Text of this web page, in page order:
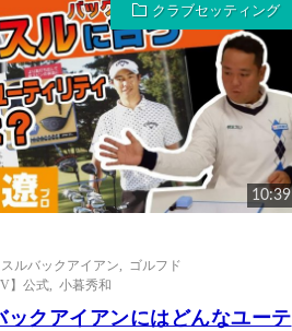
クラブセッティング
10:39
ルバックアイアン
ゴルフド
】公式
小暮秀和
ックアイアンにはどんなユーテ